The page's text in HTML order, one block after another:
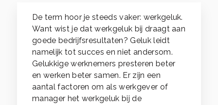
De term hoor je steeds vaker: werkgeluk.
Want wist je dat werkgeluk bij draagt aan
goede bedrijfsresultaten? Geluk leidt
namelijk tot succes en niet andersom.
Gelukkige werknemers presteren beter
en werken beter samen. Er zijn een
aantal factoren om als werkgever of
manager het werkgeluk bij de